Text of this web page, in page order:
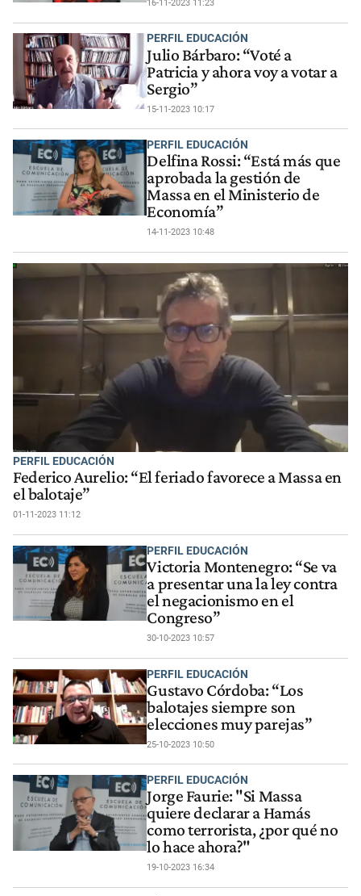
16-11-2023 11:23
PERFIL EDUCACIÓN
Julio Bárbaro: “Voté a
Patricia y ahora voy a votar a
Sergio”
15-11-2023 10:17
PERFIL EDUCACIÓN
Delfina Rossi: “Está más que
aprobada la gestión de
Massa en el Ministerio de
Economía”
14-11-2023 10:48
PERFIL EDUCACIÓN
Federico Aurelio: “El feriado favorece a Massa en
el balotaje”
01-11-2023 11:12
PERFIL EDUCACIÓN
Victoria Montenegro: “Se va
a presentar una la ley contra
el negacionismo en el
Congreso”
30-10-2023 10:57
PERFIL EDUCACIÓN
Gustavo Córdoba: “Los
balotajes siempre son
elecciones muy parejas”
25-10-2023 10:50
PERFIL EDUCACIÓN
Jorge Faurie: "Si Massa
quiere declarar a Hamás
como terrorista, ¿por qué no
lo hace ahora?"
19-10-2023 16:34